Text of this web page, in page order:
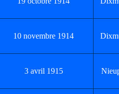
10 novembre 1914
3 avril 1915